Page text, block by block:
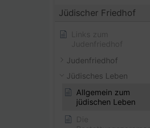
Jüdischer Friedhof
Judenfriedhof
Jüdisches Leben
Allgemein zum
jüdischen Leben